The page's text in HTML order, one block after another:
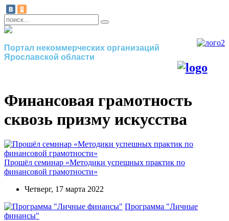
Портал некоммерческих организаций
Ярославской области
Финансовая грамотность
сквозь призму искусства
Прошёл семинар «Методики успешных практик по
финансовой грамотности»
Четверг, 17 марта 2022
Программа "Личные
финансы"